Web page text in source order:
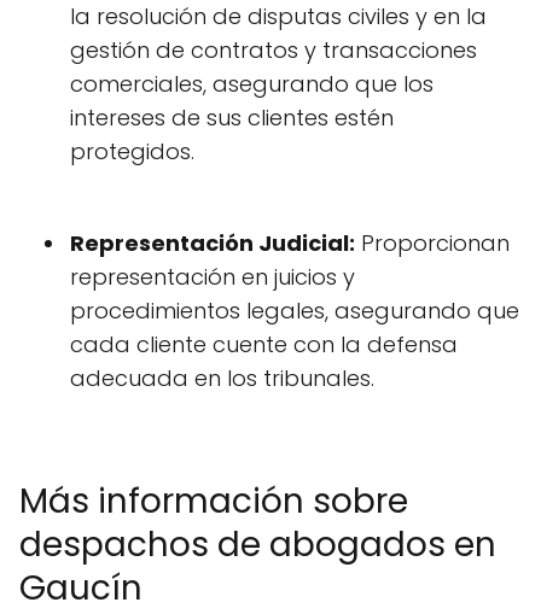
la resolución de disputas civiles y en la
gestión de contratos y transacciones
comerciales, asegurando que los
intereses de sus clientes estén
protegidos.
Representación Judicial: Proporcionan
representación en juicios y
procedimientos legales, asegurando que
cada cliente cuente con la defensa
adecuada en los tribunales.
Más información sobre
despachos de abogados en
Gaucín